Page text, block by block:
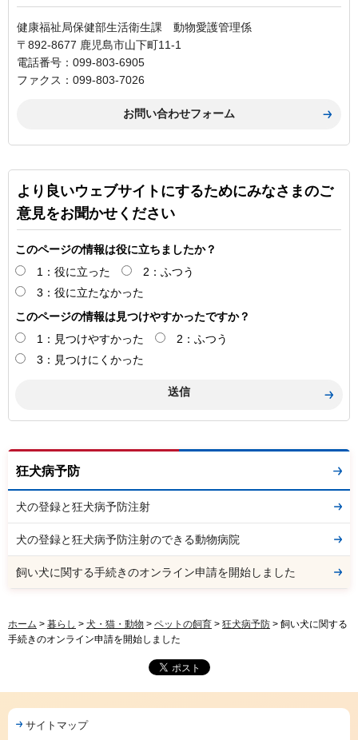
健康福祉局保健部生活衛生課 動物愛護管理係
〒892-8677 鹿児島市山下町11-1
電話番号：099-803-6905
ファクス：099-803-7026
より良いウェブサイトにするためにみなさまのご
意見をお聞かせください
このページの情報は役に立ちましたか？
1：役に立った
2：ふつう
3：役に立たなかった
このページの情報は見つけやすかったですか？
1：見つけやすかった
2：ふつう
3：見つけにくかった
狂犬病予防
犬の登録と狂犬病予防注射
犬の登録と狂犬病予防注射のできる動物病院
飼い犬に関する手続きのオンライン申請を開始しました
ホーム > 暮らし > 犬・猫・動物 > ペットの飼育 > 狂犬病予防 > 飼い犬に関する
手続きのオンライン申請を開始しました
サイトマップ